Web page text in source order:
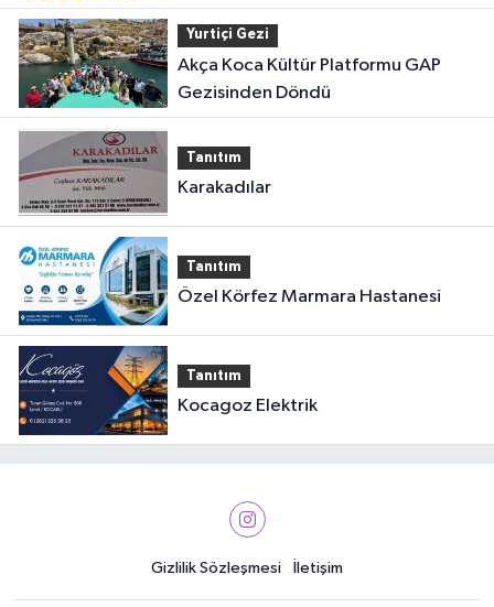
Yurtiçi Gezi
Akça Koca Kültür Platformu GAP
Gezisinden Döndü
Tanıtım
Karakadılar
Tanıtım
Özel Körfez Marmara Hastanesi
Tanıtım
Kocagoz Elektrik
Gizlilik Sözleşmesi İletişim